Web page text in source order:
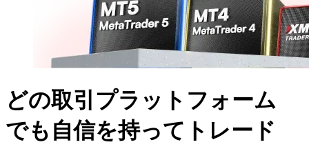
どの取引プラットフォーム
でも 自信を持ってトレード